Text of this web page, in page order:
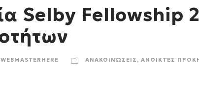
Selby Fellowship
WEBMASTERHERE ΑΝΑΚΟΙΝΏΣΕΙΣ , ΑΝΟΙΚΤΈΣ